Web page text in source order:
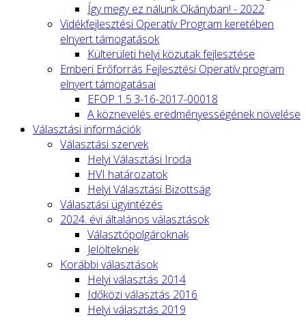
Így megy ez nálunk Okányban! - 2022
Vidékfejlesztési Operatív Program keretében
elnyert támogatások
Külterületi helyi közutak fejlesztése
Emberi Erőforrás Fejlesztési Operatív program
elnyert támogatásai
EFOP 1.5.3-16-2017-00018
A köznevelés eredményességének növelése
Választási információk
Választási szervek
Helyi Választási Iroda
HVI határozatok
Helyi Választási Bizottság
Választási ügyintézés
2024. évi általános választások
Választópolgároknak
Jelölteknek
Korábbi választások
Helyi választás 2014
Időközi választás 2016
Helyi választás 2019